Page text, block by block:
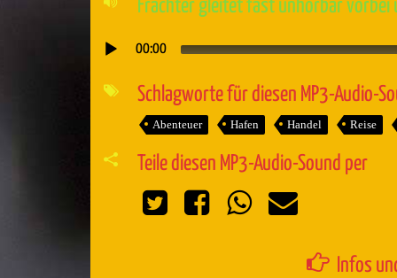
Frachter gleitet fast unhörbar
Audio-
Player
00:00
Schlagworte für diesen MP3-Audio-
Abenteuer Hafen Handel Reise
Teile diesen MP3-Audio-Sound per
Infos